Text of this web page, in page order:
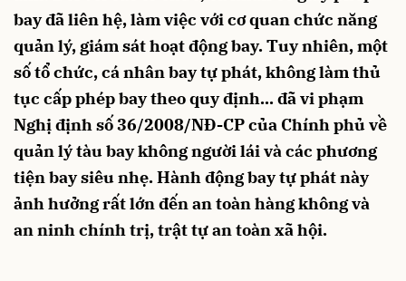
bay đã liên hệ, làm việc với cơ quan chức năng
quản lý, giám sát hoạt động bay. Tuy nhiên, một
số tổ chức, cá nhân bay tự phát, không làm thủ
tục cấp phép bay theo quy định... đã vi phạm
Nghị định số 36/2008/NĐ-CP của Chính phủ về
quản lý tàu bay không người lái và các phương
tiện bay siêu nhẹ. Hành động bay tự phát này
ảnh hưởng rất lớn đến an toàn hàng không và
an ninh chính trị, trật tự an toàn xã hội.